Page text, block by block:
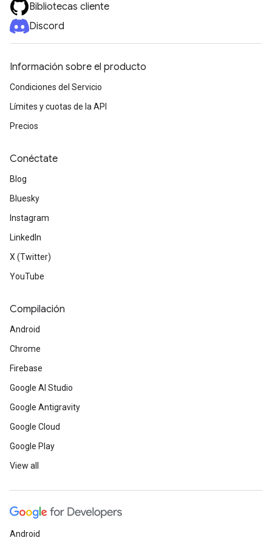
Bibliotecas cliente
Discord
Información sobre el producto
Condiciones del Servicio
Límites y cuotas de la API
Precios
Conéctate
Blog
Bluesky
Instagram
LinkedIn
X (Twitter)
YouTube
Compilación
Android
Chrome
Firebase
Google AI Studio
Google Antigravity
Google Cloud
Google Play
View all
Android